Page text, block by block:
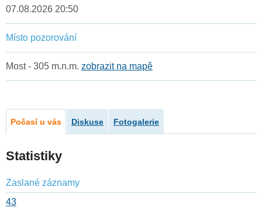
07.08.2026 20:50
Místo pozorování
Most - 305 m.n.m. zobrazit na mapě
Počasí u vás Diskuse Fotogalerie
Statistiky
Zaslané záznamy
43